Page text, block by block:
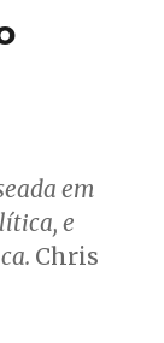
se
em
e
Chris